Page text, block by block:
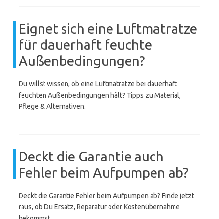
Eignet sich eine Luftmatratze
für dauerhaft feuchte
Außenbedingungen?
Du willst wissen, ob eine Luftmatratze bei dauerhaft
feuchten Außenbedingungen hält? Tipps zu Material,
Pflege & Alternativen.
Deckt die Garantie auch
Fehler beim Aufpumpen ab?
Deckt die Garantie Fehler beim Aufpumpen ab? Finde jetzt
raus, ob Du Ersatz, Reparatur oder Kostenübernahme